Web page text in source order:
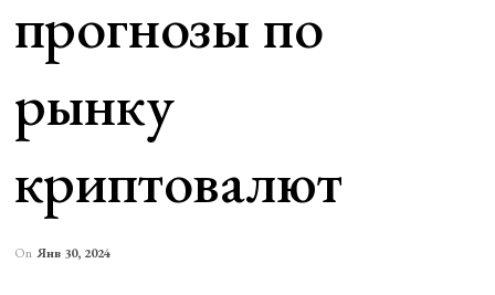
прогнозы по
рынку
криптовалют
On Янв 30, 2024